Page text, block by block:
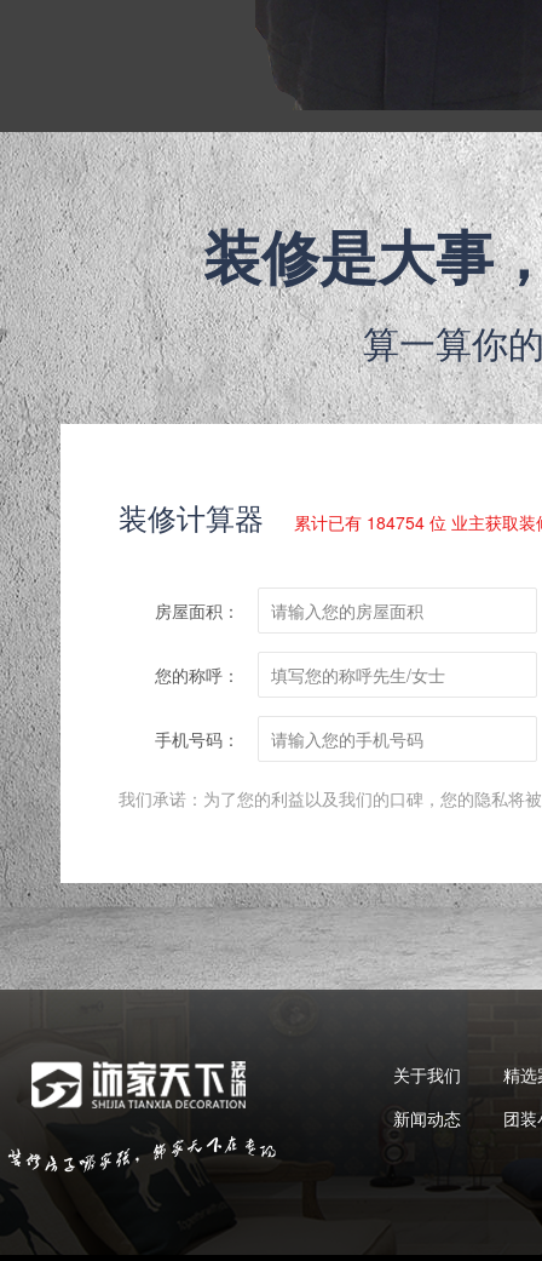
装修是大事
算一算你
装修计算器 累计已有 184754 位 业主获取装
房屋面积：
您的称呼：
手机号码：
我们承诺：为了您的利益以及我们的口碑，您的隐私将
关于我们
新闻动态
精选
团